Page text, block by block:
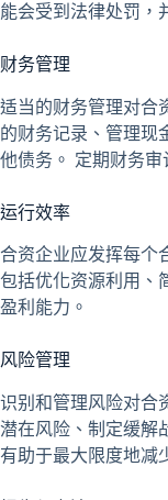
能会受到法律处罚，
财务管理
适当的财务管理对合
的财务记录、管理现
他债务。 定期财务审
运行效率
合资企业应发挥每个
包括优化资源利用、
盈利能力。
风险管理
识别和管理风险对合
潜在风险、制定缓解
有助于最大限度地减